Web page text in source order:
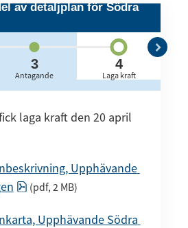
av detaljplan för Södra
3
Antagande
4
Laga kraft
laga kraft den 20 april
Upphävande
pdf, 2 MB.
(pdf, 2 MB)
Upphävande Södra